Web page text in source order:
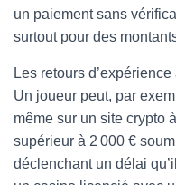
un paiement sans
surtout pour des
Les retours
Un joueur peut, par
même sur un site crypto
supérieur à 2 000 €
déclenchant un délai